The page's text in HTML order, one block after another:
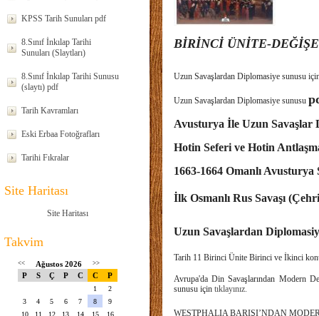
KPSS Tarih Sunuları pdf
8.Sınıf İnkılap Tarihi
Sunuları (Slaytları)
8.Sınıf İnkılap Tarihi Sunusu
(slaytı) pdf
Tarih Kavramları
Eski Erbaa Fotoğrafları
Tarihi Fıkralar
Site Haritası
Site Haritası
Takvim
<< Ağustos 2026 >>
P S Ç P C C P
1
2
3
4 5 6 7 8
9
10
11 12 13 14 15
16
BİRİNCİ ÜNİTE-
Uzun Savaşlardan Diplomasiye sunusu
Uzun Savaşlardan Diplomasiye sunusu
Avusturya İle Uzun Savaşlar
Hotin Seferi ve Hotin
1663-1664 Omanlı Avusturya
İlk Osmanlı Rus Savaşı
Uzun Savaşlardan
Tarih 11 Birinci Ünite Birinci ve İkinci
Avrupa'da Din Savaşlarından Modern
sunusu için tıklayınız.
WESTPHALIA BARIŞI’NDAN